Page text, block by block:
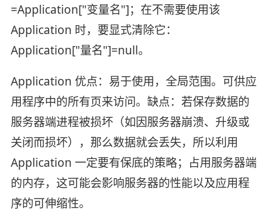
=Application["变量名"]；在不需要使用该
Application 时，要显式清除它：
Application["量名"]=null。
Application 优点：易于使用，全局范围。可供应
用程序中的所有页来访问。缺点：若保存数据的
服务器端进程被损坏（如因服务器崩溃、升级或
关闭而损坏），那么数据就会丢失，所以利用
Application 一定要有保底的策略；占用服务器端
的内存，这可能会影响服务器的性能以及应用程
序的可伸缩性。